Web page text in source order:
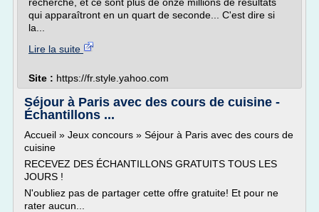
qui apparaîtront en un quart de seconde... C'est dire si
la...
Lire la suite
Site : https://fr.style.yahoo.com
Séjour à Paris avec des cours de cuisine -
Échantillons ...
Accueil » Jeux concours » Séjour à Paris avec des cours de
cuisine
RECEVEZ DES ÉCHANTILLONS GRATUITS TOUS LES
JOURS !
N'oubliez pas de partager cette offre gratuite! Et pour ne
rater aucun...